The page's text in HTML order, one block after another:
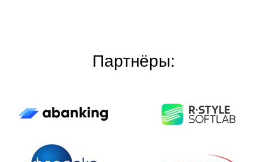
Партнёры: